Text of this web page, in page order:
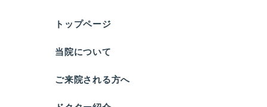
トップページ
当院について
ご来院される方へ